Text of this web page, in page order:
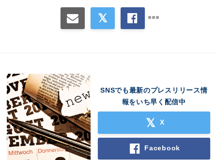
SNSでも最新のプレスリリース情
報をいち早く配信中
X
Facebook